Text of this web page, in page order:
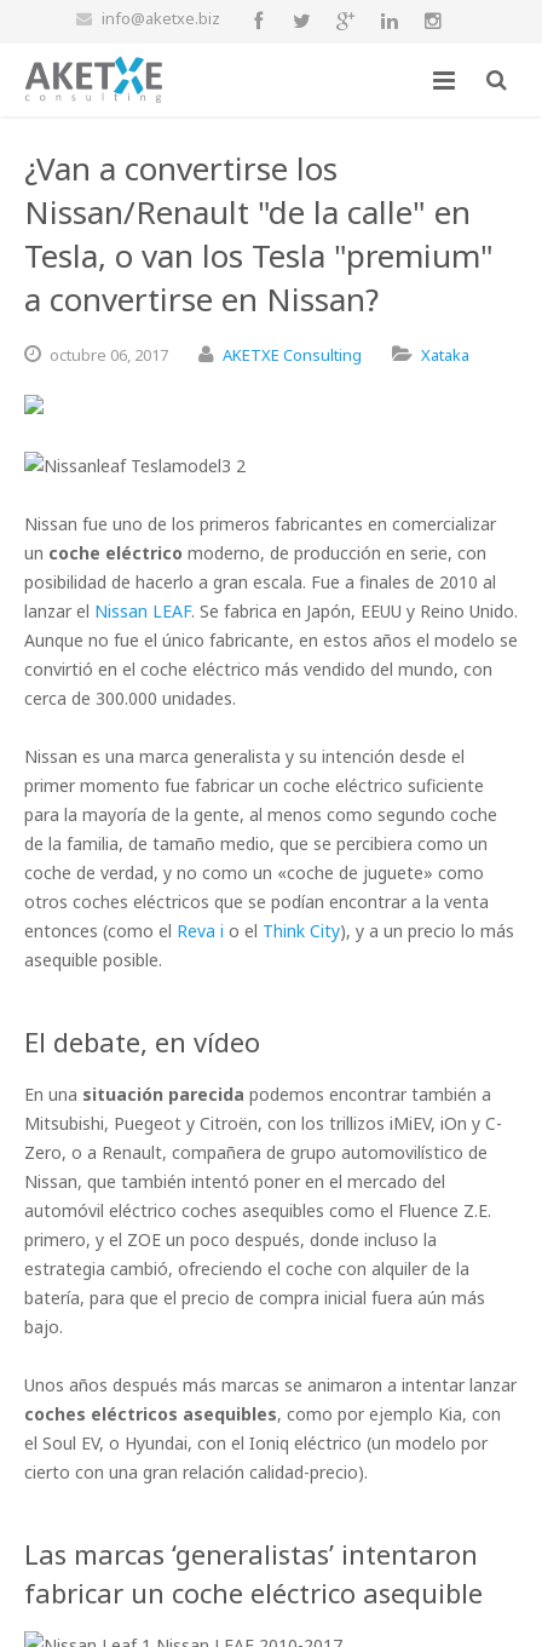
info@aketxe.biz
¿Van a convertirse los
Nissan/Renault "de la calle" en
Tesla, o van los Tesla "premium"
a convertirse en Nissan?
octubre 06, 2017 AKETXE Consulting Xataka
Nissan fue uno de los primeros fabricantes en comercializar
un coche eléctrico moderno, de producción en serie, con
posibilidad de hacerlo a gran escala. Fue a finales de 2010 al
lanzar el Nissan LEAF. Se fabrica en Japón, EEUU y Reino Unido.
Aunque no fue el único fabricante, en estos años el modelo se
convirtió en el coche eléctrico más vendido del mundo, con
cerca de 300.000 unidades.
Nissan es una marca generalista y su intención desde el
primer momento fue fabricar un coche eléctrico suficiente
para la mayoría de la gente, al menos como segundo coche
de la familia, de tamaño medio, que se percibiera como un
coche de verdad, y no como un «coche de juguete» como
otros coches eléctricos que se podían encontrar a la venta
entonces (como el Reva i o el Think City), y a un precio lo más
asequible posible.
El debate, en vídeo
En una situación parecida podemos encontrar también a
Mitsubishi, Puegeot y Citroën, con los trillizos iMiEV, iOn y C-
Zero, o a Renault, compañera de grupo automovilístico de
Nissan, que también intentó poner en el mercado del
automóvil eléctrico coches asequibles como el Fluence Z.E.
primero, y el ZOE un poco después, donde incluso la
estrategia cambió, ofreciendo el coche con alquiler de la
batería, para que el precio de compra inicial fuera aún más
bajo.
Unos años después más marcas se animaron a intentar lanzar
coches eléctricos asequibles, como por ejemplo Kia, con
el Soul EV, o Hyundai, con el Ioniq eléctrico (un modelo por
cierto con una gran relación calidad-precio).
Las marcas ‘generalistas’ intentaron
fabricar un coche eléctrico asequible